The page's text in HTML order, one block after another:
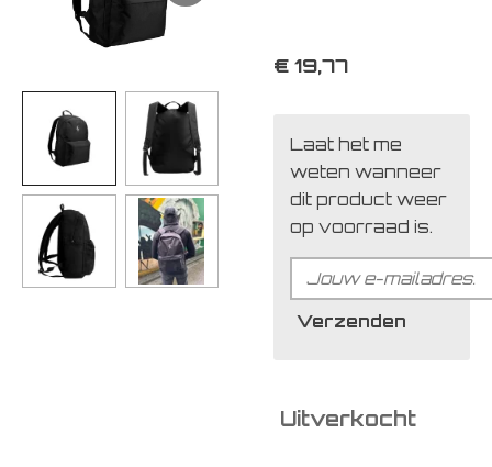
€ 19,77
Laat het me
weten wanneer
dit product weer
op voorraad is.
Verzenden
Uitverkocht